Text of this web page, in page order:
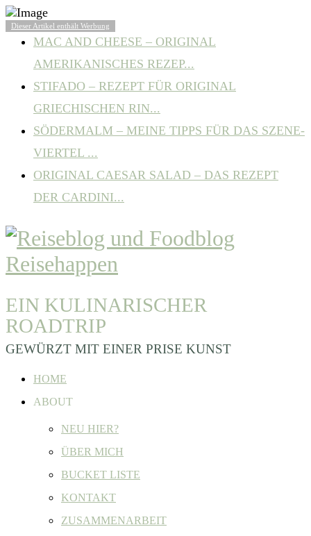
BELIEBTE ARTIKEL
MAC AND CHEESE – ORIGINAL
AMERIKANISCHES REZEP...
STIFADO – REZEPT FÜR ORIGINAL
GRIECHISCHEN RIN...
SÖDERMALM – MEINE TIPPS FÜR DAS SZENE-
VIERTEL ...
ORIGINAL CAESAR SALAD – DAS REZEPT
DER CARDINI...
EIN KULINARISCHER
ROADTRIP
GEWÜRZT MIT EINER PRISE KUNST
HOME
ABOUT
NEU HIER?
ÜBER MICH
BUCKET LISTE
KONTAKT
ZUSAMMENARBEIT
Dieser Artikel enthält Werbung